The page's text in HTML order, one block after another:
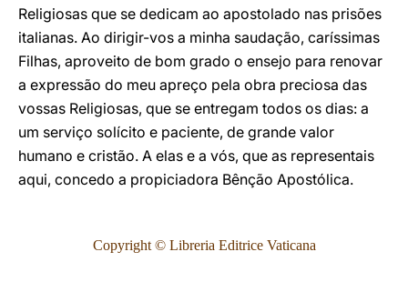
Religiosas que se dedicam ao apostolado nas prisões
italianas. Ao dirigir-vos a minha saudação, caríssimas
Filhas, aproveito de bom grado o ensejo para renovar
a expressão do meu apreço pela obra preciosa das
vossas Religiosas, que se entregam todos os dias: a
um serviço solícito e paciente, de grande valor
humano e cristão. A elas e a vós, que as representais
aqui, concedo a propiciadora Bênção Apostólica.
Copyright © Libreria Editrice Vaticana